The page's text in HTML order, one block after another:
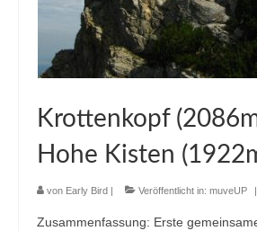
Krottenkopf
Hohe Kisten
von Early Bird Veröffentlicht in: muveUP
Zusammenfassung: Erste